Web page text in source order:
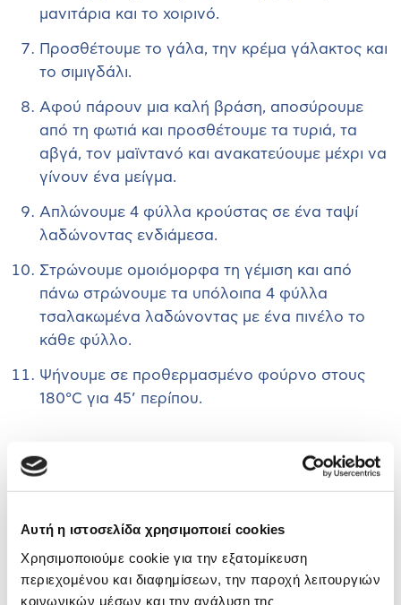
Αυτή η ιστοσελίδα χρησιμοποιεί cookies
Χρησιμοποιούμε cookie για την εξατομίκευση
περιεχομένου και διαφημίσεων, την παροχή λειτουργιών
κοινωνικών μέσων και την ανάλυση της
μανιτάρια και το χοιρινό.
Προσθέτουμε το γάλα, την κρέμα γάλακτος και
το σιμιγδάλι.
Αφού πάρουν μια καλή βράση, αποσύρουμε
από τη φωτιά και προσθέτουμε τα τυριά, τα
αβγά, τον μαϊντανό και ανακατεύουμε μέχρι να
γίνουν ένα μείγμα.
Απλώνουμε 4 φύλλα κρούστας σε ένα ταψί
λαδώνοντας ενδιάμεσα.
Στρώνουμε ομοιόμορφα τη γέμιση και από
πάνω στρώνουμε τα υπόλοιπα 4 φύλλα
τσαλακωμένα λαδώνοντας με ένα πινέλο το
κάθε φύλλο.
Ψήνουμε σε προθερμασμένο φούρνο στους
180°C για 45’ περίπου.
ΠΡΟΕΤΟΙΜΑΣΙΑ
50'
MAΓΕΙΡΕΜΑ
45' 10